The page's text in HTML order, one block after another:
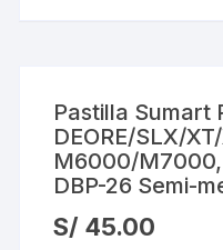
Pastilla Sumart
DEORE/SLX/
M6000/
DBP-26 Semi-
S/ 45.00